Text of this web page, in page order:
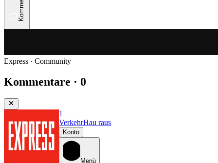
Express · Community
Kommentare · 0
1
VerkehrHau raus
Konto
Menü